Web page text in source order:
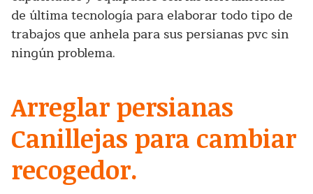
de última tecnología para elaborar todo tipo de
trabajos que anhela para sus persianas pvc sin
ningún problema.
Arreglar persianas
Canillejas para cambiar
recogedor.